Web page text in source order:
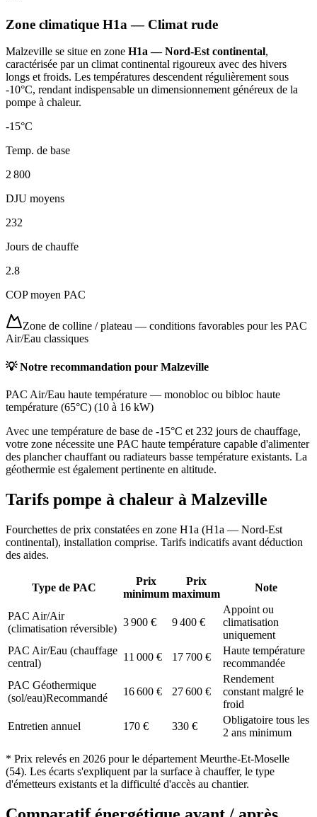
Zone climatique H1a — Climat rude
Malzeville se situe en zone H1a — Nord-Est continental,
caractérisée par un climat continental rigoureux avec des hivers
longs et froids. Les températures descendent régulièrement sous
-10°C, rendant indispensable un dimensionnement généreux de la
pompe à chaleur.
-15°C
Temp. de base
2 800
DJU moyens
232
Jours de chauffe
2.8
COP moyen PAC
Zone de colline / plateau — conditions favorables pour les PAC
Air/Eau classiques
💡 Notre recommandation pour Malzeville
PAC Air/Eau haute température — monobloc ou bibloc haute
température (65°C) (10 à 16 kW)
Avec une température de base de -15°C et 232 jours de chauffage,
votre zone nécessite une PAC haute température capable d'alimenter
des plancher chauffant ou radiateurs basse température existants. La
géothermie est également pertinente en altitude.
Tarifs pompe à chaleur à Malzeville
Fourchettes de prix constatées en zone H1a (H1a — Nord-Est
continental), installation comprise. Tarifs indicatifs avant déduction
des aides.
Type de PAC
Prix
minimum
Prix
maximum
Note
PAC Air/Air
(climatisation réversible)
3 900 € 9 400 €
Appoint ou
climatisation
uniquement
PAC Air/Eau (chauffage
central)
11 000 € 17 700 €
Haute température
recommandée
PAC Géothermique
(sol/eau)Recommandé
16 600 € 27 600 €
Rendement
constant malgré le
froid
Entretien annuel
170 € 330 €
Obligatoire tous les
2 ans minimum
* Prix relevés en 2026 pour le département Meurthe-Et-Moselle
(54). Les écarts s'expliquent par la surface à chauffer, le type
d'émetteurs existants et la difficulté d'accès au chantier.